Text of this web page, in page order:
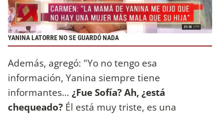
YANINA LATORRE NO SE GUARDÓ NADA
Además, agregó: "Yo no tengo esa
información, Yanina siempre tiene
informantes… ¿Fue Sofía? Ah, ¿está
chequeado? Él está muy triste, es una